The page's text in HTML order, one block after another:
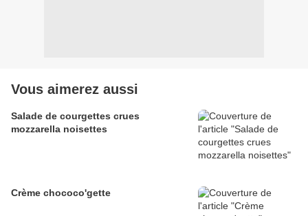
Vous aimerez aussi
Salade de courgettes crues
mozzarella noisettes
Crème chococo'gette